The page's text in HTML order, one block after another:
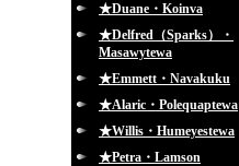
★Duane・Koinva
★Delfred（Sparks）・
Masawytewa
★Emmett・Navakuku
★Alaric・Polequaptewa
★Willis・Humeyestewa
★Petra・Lamson